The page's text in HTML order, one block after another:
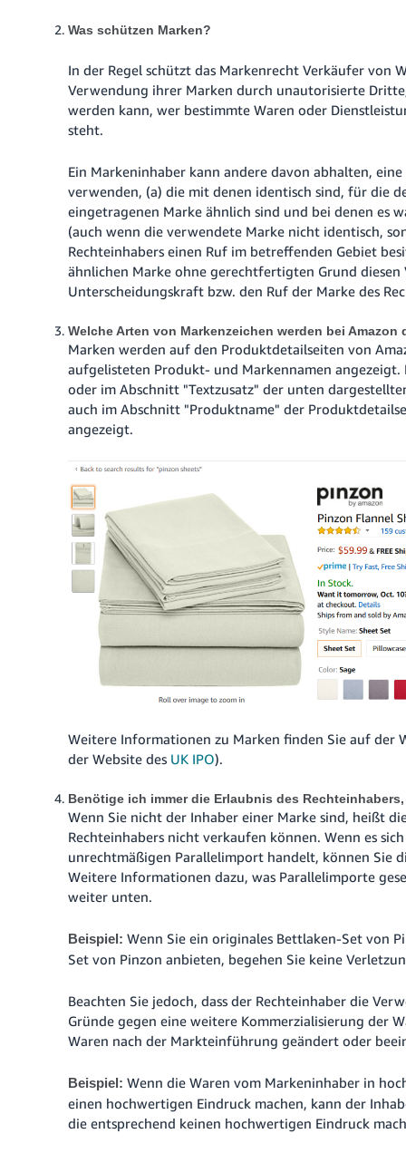
Was schützen Marken?
In der Regel schützt das Markenrecht Verkäufer von
Verwendung ihrer Marken durch unautorisierte
werden kann, wer bestimmte Waren oder
steht.
Ein Markeninhaber kann andere davon abhalten,
verwenden, (a) die mit denen identisch sind, für die
eingetragenen Marke ähnlich sind und bei denen es
(auch wenn die verwendete Marke nicht identisch,
Rechteinhabers einen Ruf im betreffenden Gebiet
ähnlichen Marke ohne gerechtfertigten Grund
Unterscheidungskraft bzw. den Ruf der Marke des
Welche Arten von Markenzeichen werden bei Amazon
Marken werden auf den Produktdetailseiten von
aufgelisteten Produkt- und Markennamen angezeigt.
oder im Abschnitt "Textzusatz" der unten
auch im Abschnitt "Produktname" der
angezeigt.
Weitere Informationen zu Marken finden Sie auf der
der Website des UK IPO).
Benötige ich immer die Erlaubnis des
Wenn Sie nicht der Inhaber einer Marke sind, heißt
Rechteinhabers nicht verkaufen können. Wenn es
unrechtmäßigen Parallelimport handelt, können Sie
Weitere Informationen dazu, was Parallelimporte
weiter unten.
Beispiel: Wenn Sie ein originales Bettlaken-Set von
Set von Pinzon anbieten, begehen Sie keine
Beachten Sie jedoch, dass der Rechteinhaber die
Gründe gegen eine weitere Kommerzialisierung der
Waren nach der Markteinführung geändert oder
Beispiel: Wenn die Waren vom Markeninhaber in
einen hochwertigen Eindruck machen, kann der
die entsprechend keinen hochwertigen Eindruck